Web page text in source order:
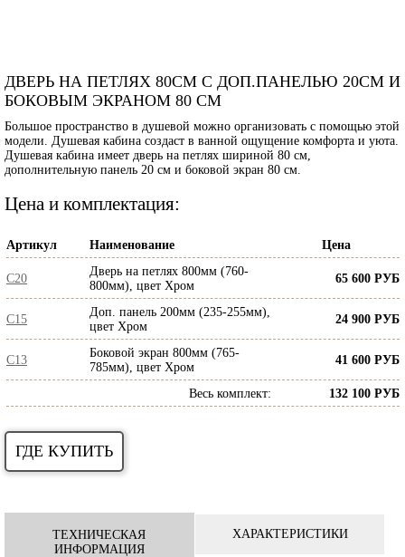
ДВЕРЬ НА ПЕТЛЯХ 80СМ С ДОП.ПАНЕЛЬЮ 20СМ И
БОКОВЫМ ЭКРАНОМ 80 СМ
Большое пространство в душевой можно организовать с помощью этой
модели. Душевая кабина создаст в ванной ощущение комфорта и уюта.
Душевая кабина имеет дверь на петлях шириной 80 см,
дополнительную панель 20 см и боковой экран 80 см.
Цена и комплектация:
Артикул Наименование Цена
C20
Дверь на петлях 800мм (760-
800мм), цвет Хром
65 600 РУБ
C15
Доп. панель 200мм (235-255мм),
цвет Хром
24 900 РУБ
C13
Боковой экран 800мм (765-
785мм), цвет Хром
41 600 РУБ
Весь комплект: 132 100 РУБ
ГДЕ КУПИТЬ
ТЕХНИЧЕСКАЯ
ИНФОРМАЦИЯ
ХАРАКТЕРИСТИКИ